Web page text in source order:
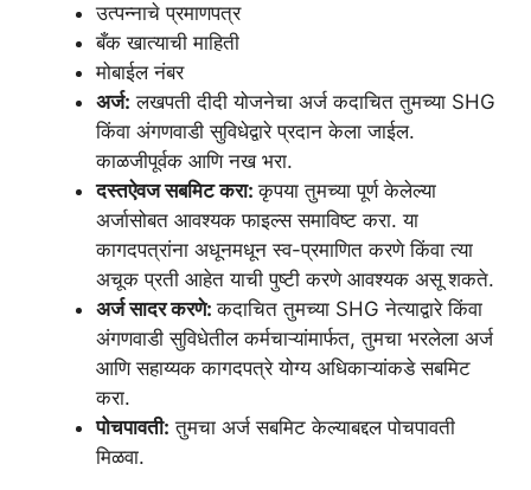
उत्पन्नाचे प्रमाणपत्र
बँक खात्याची माहिती
मोबाईल नंबर
अर्ज: लखपती दीदी योजनेचा अर्ज कदाचित तुमच्या SHG
किंवा अंगणवाडी सुविधेद्वारे प्रदान केला जाईल.
काळजीपूर्वक आणि नख भरा.
दस्तऐवज सबमिट करा:कृपया तुमच्या पूर्ण केलेल्या
अर्जासोबत आवश्यक फाइल्स समाविष्ट करा. या
कागदपत्रांना अधूनमधून स्व-प्रमाणित करणे किंवा त्या
अचूक प्रती आहेत याची पुष्टी करणे आवश्यक असू शकते.
अर्ज सादर करणे:कदाचित तुमच्या SHG नेत्याद्वारे किंवा
अंगणवाडी सुविधेतील कर्मचाऱ्यांमार्फत, तुमचा भरलेला अर्ज
आणि सहाय्यक कागदपत्रे योग्य अधिकाऱ्यांकडे सबमिट
करा.
पोचपावती: तुमचा अर्ज सबमिट केल्याबद्दल पोचपावती
मिळवा.